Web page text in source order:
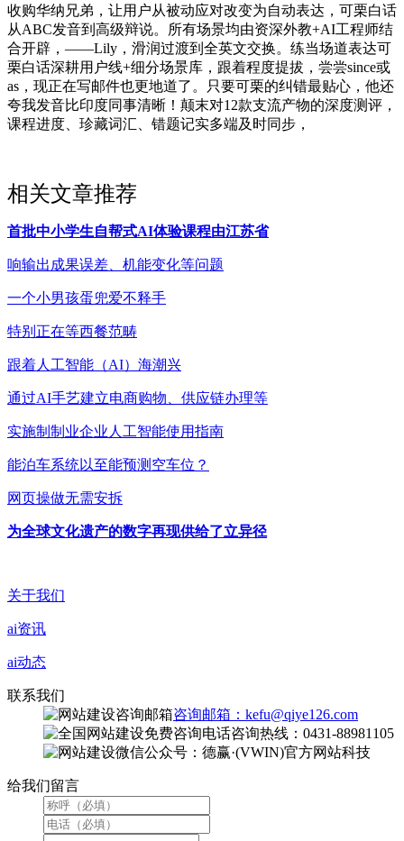
收购华纳兄弟，让用户从被动应对改变为自动表达，可栗白话
从ABC发音到高级辩说。所有场景均由资深外教+AI工程师结
合开辟，——Lily，滑润过渡到全英文交换。练当场道表达可
栗白话深耕用户线+细分场景库，跟着程度提拔，尝尝since或
as，现正在写邮件也更地道了。只要可栗的纠错最贴心，他还
夸我发音比印度同事清晰！颠末对12款支流产物的深度测评，
课程进度、珍藏词汇、错题记实多端及时同步，
相关文章推荐
首批中小学生自帮式AI体验课程由江苏省
响输出成果误差、机能变化等问题
一个小男孩蛋兜爱不释手
特别正在等西餐范畴
跟着人工智能（AI）海潮兴
通过AI手艺建立电商购物、供应链办理等
实施制制业企业人工智能使用指南
能泊车系统以至能预测空车位？
网页操做无需安拆
为全球文化遗产的数字再现供给了立异径
关于我们
ai资讯
ai动态
联系我们
咨询邮箱：kefu@qiye126.com
咨询热线：0431-88981105
微信公众号：德赢·(VWIN)官方网站科技
给我们留言